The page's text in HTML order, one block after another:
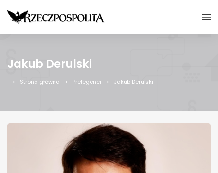
Jakub Derulski
Strona główna Prelegenci Jakub Derulski